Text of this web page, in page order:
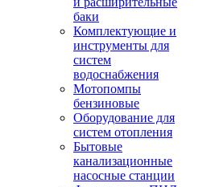
баки
Комплектующие и
инструменты для
систем
водоснабжения
Мотопомпы
бензиновые
Оборудование для
систем отопления
Бытовые
канализационные
насосные станции